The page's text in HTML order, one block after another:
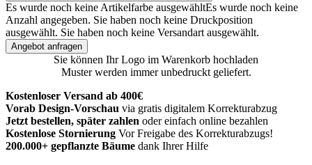
Es wurde noch keine Artikelfarbe ausgewähltEs wurde noch keine
Anzahl angegeben. Sie haben noch keine Druckposition
ausgewählt. Sie haben noch keine Versandart ausgewählt.
Angebot anfragen
Sie können Ihr Logo im Warenkorb hochladen
Muster werden immer unbedruckt geliefert.
Kostenloser Versand ab 400€
Vorab Design-Vorschau via gratis digitalem Korrekturabzug
Jetzt bestellen, später zahlen oder einfach online bezahlen
Kostenlose Stornierung Vor Freigabe des Korrekturabzugs!
200.000+ gepflanzte Bäume dank Ihrer Hilfe